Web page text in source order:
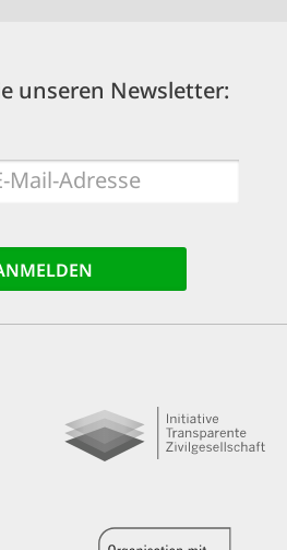
unseren Newsletter:
E-
Mail